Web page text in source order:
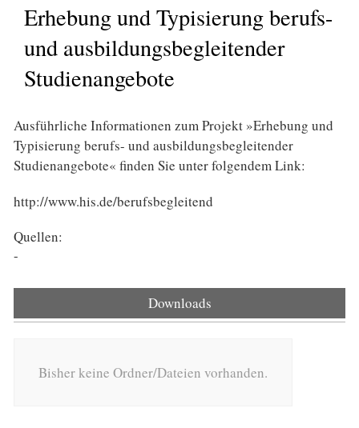
Erhebung und Typisierung berufs-
und ausbildungsbegleitender
Studienangebote
Ausführliche Informationen zum Projekt »Erhebung und
Typisierung berufs- und ausbildungsbegleitender
Studienangebote« finden Sie unter folgendem Link:
http://www.his.de/berufsbegleitend
Quellen:
-
Downloads
Bisher keine Ordner/Dateien vorhanden.